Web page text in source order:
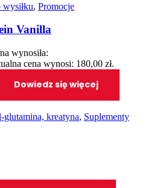
wysiłku, Promocje
Vanilla
wynosiła:
cena wynosi: 180,00 zł.
Dowiedz się więcej
kreatyna, Suplementy